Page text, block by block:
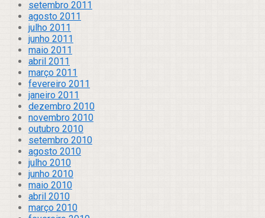
setembro 2011
agosto 2011
julho 2011
junho 2011
maio 2011
abril 2011
março 2011
fevereiro 2011
janeiro 2011
dezembro 2010
novembro 2010
outubro 2010
setembro 2010
agosto 2010
julho 2010
junho 2010
maio 2010
abril 2010
março 2010